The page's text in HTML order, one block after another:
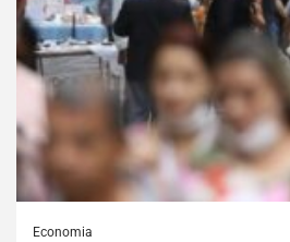
Economia